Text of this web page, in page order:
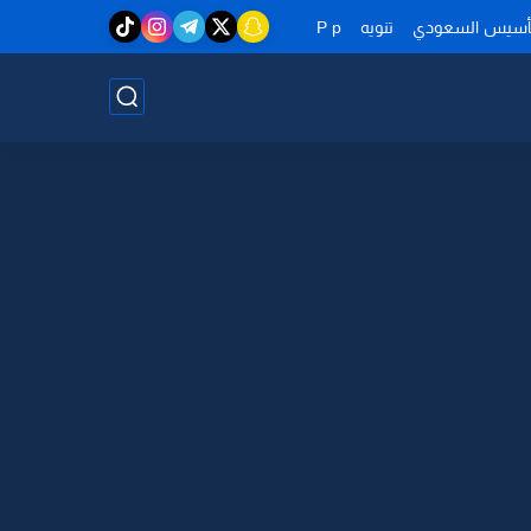
السعودي تنويه P p